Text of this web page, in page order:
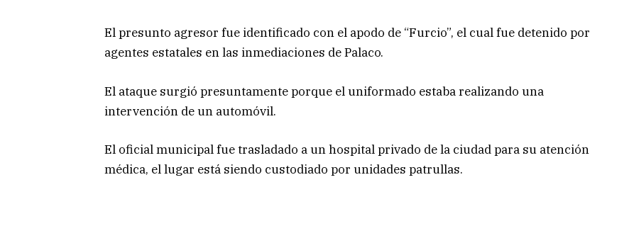
El presunto agresor fue identificado con el apodo de “Furcio”, el cual fue detenido por
agentes estatales en las inmediaciones de Palaco.
El ataque surgió presuntamente porque el uniformado estaba realizando una
intervención de un automóvil.
El oficial municipal fue trasladado a un hospital privado de la ciudad para su atención
médica, el lugar está siendo custodiado por unidades patrullas.